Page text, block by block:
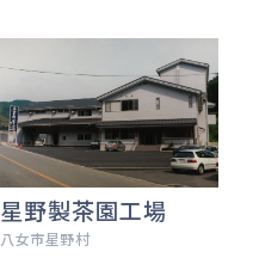
星野製茶園工場
八女市星野村